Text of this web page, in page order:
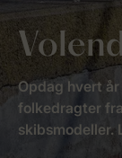
Opdag hvert
folkedragter
skibsmodeller.